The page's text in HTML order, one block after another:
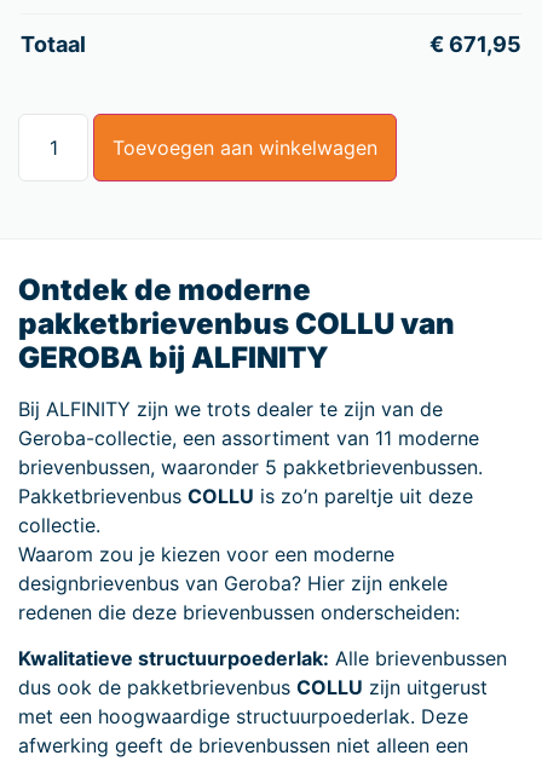
Totaal €671,95
Toevoegen aan winkelwagen
Ontdek de moderne
pakketbrievenbus COLLU van
GEROBA bij ALFINITY
Bij ALFINITY zijn we trots dealer te zijn van de
Geroba-collectie, een assortiment van 11 moderne
brievenbussen, waaronder 5 pakketbrievenbussen.
Pakketbrievenbus COLLU is zo’n pareltje uit deze
collectie.
Waarom zou je kiezen voor een moderne
designbrievenbus van Geroba? Hier zijn enkele
redenen die deze brievenbussen onderscheiden:
Kwalitatieve structuurpoederlak: Alle brievenbussen
dus ook de pakketbrievenbus COLLU zijn uitgerust
met een hoogwaardige structuurpoederlak. Deze
afwerking geeft de brievenbussen niet alleen een